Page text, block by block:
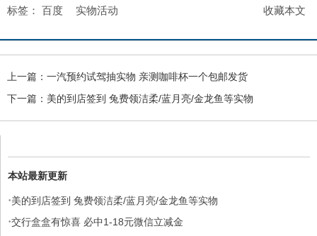
收藏本文
标签： 百度 实物活动
上一篇： 一汽预约试驾抽实物 亲测咖啡杯一个包邮发货
下一篇： 美的到店签到 兔费领洁柔/蓝月亮/金龙鱼等实物
本站最新更新
·美的到店签到 兔费领洁柔/蓝月亮/金龙鱼等实物
·交行盒盒有惊喜 必中1-18元微信立减金